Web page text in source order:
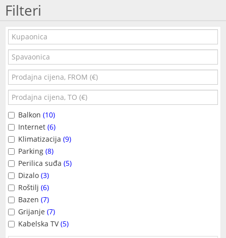
Filteri
Balkon (10)
Internet (6)
Klimatizacija (9)
Parking (8)
Perilica suđa (5)
Dizalo (3)
Roštilj (6)
Bazen (7)
Grijanje (7)
Kabelska TV(5)